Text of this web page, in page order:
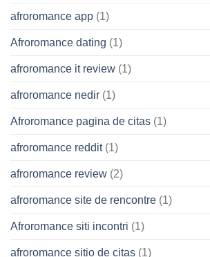
afroromance app (1)
Afroromance dating (1)
afroromance it review (1)
afroromance nedir (1)
Afroromance pagina de citas (1)
afroromance reddit(1)
afroromance review (2)
afroromance site de rencontre (1)
Afroromance siti incontri (1)
afroromance sitio de citas (1)